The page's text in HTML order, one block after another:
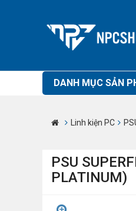
DANH MỤC SẢN
Linh kiện PC
PSU
PLATINUM)